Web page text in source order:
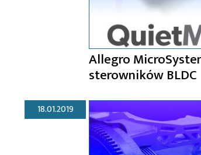
Allegro
sterowników BLDC
18.01.2019